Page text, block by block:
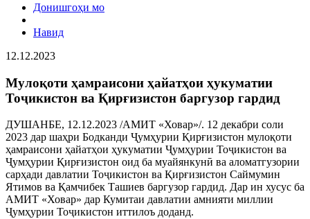
Донишгоҳи мо
Навид
12.12.2023
Мулоқоти ҳамраисони ҳайатҳои ҳукуматии
Тоҷикистон ва Қирғизистон баргузор гардид
ДУШАНБЕ, 12.12.2023 /АМИТ «Ховар»/. 12 декабри соли
2023 дар шаҳри Бодканди Ҷумҳурии Қирғизистон мулоқоти
ҳамраисони ҳайатҳои ҳукуматии Ҷумҳурии Тоҷикистон ва
Ҷумҳурии Қирғизистон оид ба муайянкунӣ ва аломатгузории
сарҳади давлатии Тоҷикистон ва Қирғизистон Саймумин
Ятимов ва Қамчибек Ташиев баргузор гардид. Дар ин хусус ба
АМИТ «Ховар» дар Кумитаи давлатии амнияти миллии
Ҷумҳурии Тоҷикистон иттилоъ доданд.